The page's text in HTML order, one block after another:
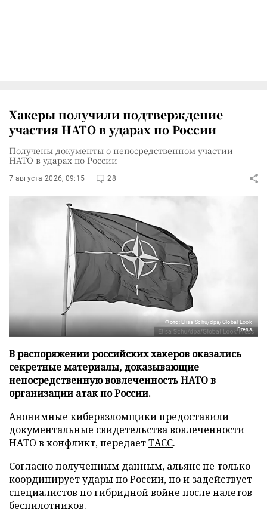
Хакеры получили подтверждение
участия НАТО в ударах по России
Получены документы о непосредственном участии
НАТО в ударах по России
7 августа 2026, 09:15 28
Фото: Elisa Schu/dpa/Global Look
Press
В распоряжении российских хакеров оказались
секретные материалы, доказывающие
непосредственную вовлеченность НАТО в
организации атак по России.
Анонимные кибервзломщики предоставили
документальные свидетельства вовлеченности
НАТО в конфликт, передаетТАСС.
Согласно полученным данным, альянс не только
координирует удары по России, но и задействует
специалистов по гибридной войне после налетов
беспилотников.